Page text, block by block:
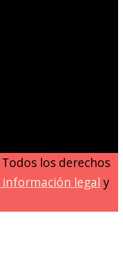
los derechos
información legal y